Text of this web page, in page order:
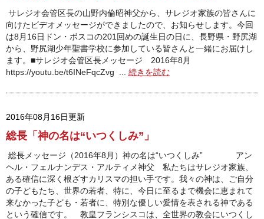
サレジオ会管区長の山野内倫昭神父から、サレジオ家族の皆さんに
向けたビデオメッセージができましたので、お知らせします。今回
は8月16日ドン・ボスコの201回めの誕生日の日に、長野県・野尻湖
から、野尻湖少年聖書学校に参加している皆さんと一緒にお届けし
ます。■サレジオ会管区長メッセージ 2016年8月
https://youtu.be/t6INeFqcZvg ... 続きを読む
2016年08月16日更新
総長「神の名は“いつくしみ”」
総長メッセージ（2016年8月）神の名は“いつくしみ” アン
ヘル・フェルナンデス・アルティメ神父 私たちはサレジオ家族、
ある確信に深く根ざすカリスマの担い手です。我々の神は、ご自分
の子どもたち、世界の若者、特に、今日に至るまで機会に恵まれて
来なかった子ども・若者に、特別な優しい愛情を表される神である
という確信です。 教皇フランシスコは、全世界の教会にいつくし